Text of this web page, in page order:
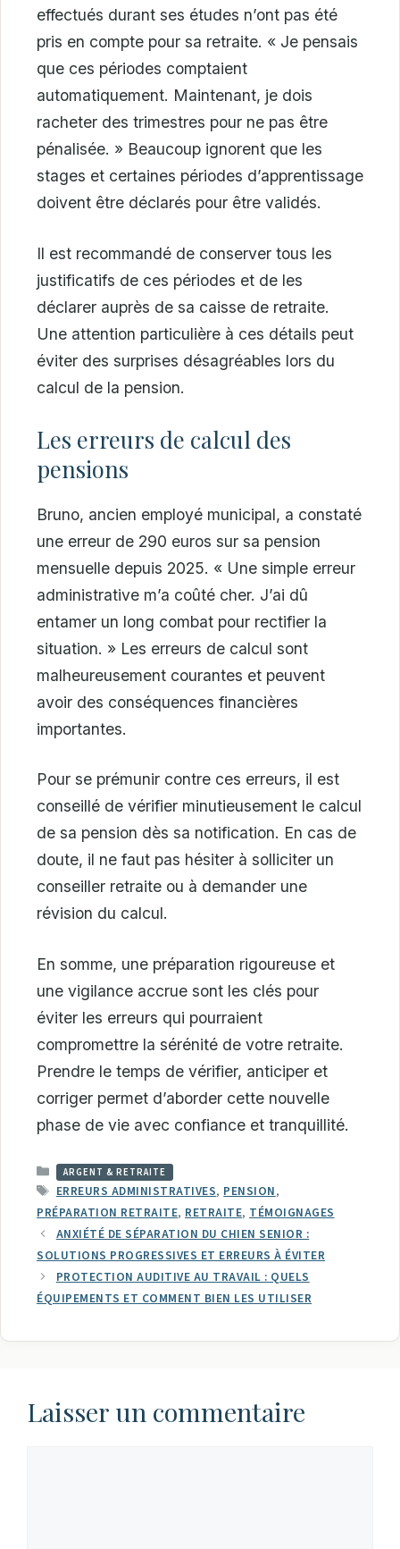
effectués durant ses études n’ont pas été
pris en compte pour sa retraite. « Je pensais
que ces périodes comptaient
automatiquement. Maintenant, je dois
racheter des trimestres pour ne pas être
pénalisée. » Beaucoup ignorent que les
stages et certaines périodes d’apprentissage
doivent être déclarés pour être validés.
Il est recommandé de conserver tous les
justificatifs de ces périodes et de les
déclarer auprès de sa caisse de retraite.
Une attention particulière à ces détails peut
éviter des surprises désagréables lors du
calcul de la pension.
Les erreurs de calcul des
pensions
Bruno, ancien employé municipal, a constaté
une erreur de 290 euros sur sa pension
mensuelle depuis 2025. « Une simple erreur
administrative m’a coûté cher. J’ai dû
entamer un long combat pour rectifier la
situation. » Les erreurs de calcul sont
malheureusement courantes et peuvent
avoir des conséquences financières
importantes.
Pour se prémunir contre ces erreurs, il est
conseillé de vérifier minutieusement le calcul
de sa pension dès sa notification. En cas de
doute, il ne faut pas hésiter à solliciter un
conseiller retraite ou à demander une
révision du calcul.
En somme, une préparation rigoureuse et
une vigilance accrue sont les clés pour
éviter les erreurs qui pourraient
compromettre la sérénité de votre retraite.
Prendre le temps de vérifier, anticiper et
corriger permet d’aborder cette nouvelle
phase de vie avec confiance et tranquillité.
CATÉGORIES
ARGENT & RETRAITE
ÉTIQUETTES
ERREURS ADMINISTRATIVES, PENSION,
PRÉPARATION RETRAITE, RETRAITE, TÉMOIGNAGES
ANXIÉTÉ DE SÉPARATION DU CHIEN SENIOR :
SOLUTIONS PROGRESSIVES ET ERREURS À ÉVITER
PROTECTION AUDITIVE AU TRAVAIL : QUELS
ÉQUIPEMENTS ET COMMENT BIEN LES UTILISER
Laisser un commentaire